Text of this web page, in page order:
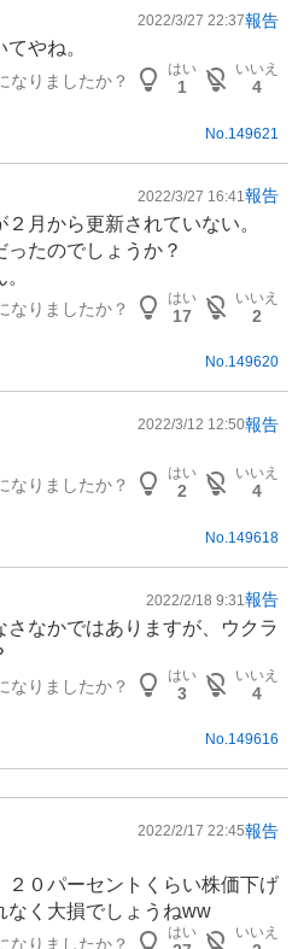
2022/3/27 22:37報告
やね。
なりましたか？
はい
1
いいえ
4
No.149621
2022/3/27 16:41報告
月から更新されていない。
たのでしょうか？
なりましたか？
はい
17
いいえ
2
No.149620
2022/3/12 12:50報告
なりましたか？
はい
2
いいえ
4
No.149618
2022/2/18 9:31報告
さなかではありますが、ウクラ
なりましたか？
はい
3
いいえ
4
No.149616
2022/2/17 22:45報告
０パーセントくらい株価下げ
なく大損でしょうねww
なりましたか？
はい いいえ